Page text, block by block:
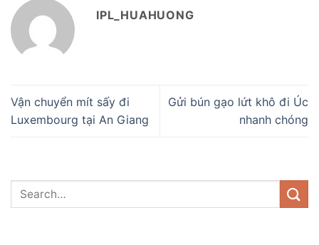
IPL_HUAHUONG
Vận chuyển mít sấy đi
Luxembourg tại An Giang
Gửi bún gạo lứt khô đi Úc
nhanh chóng